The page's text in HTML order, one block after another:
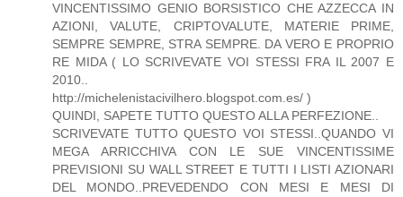
VINCENTISSIMO GENIO BORSISTICO CHE AZZECCA IN
AZIONI, VALUTE, CRIPTOVALUTE, MATERIE PRIME,
SEMPRE SEMPRE, STRA SEMPRE. DA VERO E PROPRIO
RE MIDA ( LO SCRIVEVATE VOI STESSI FRA IL 2007 E
2010..
http://michelenistacivilhero.blogspot.com.es/ )
QUINDI, SAPETE TUTTO QUESTO ALLA PERFEZIONE..
SCRIVEVATE TUTTO QUESTO VOI STESSI..QUANDO VI
MEGA ARRICCHIVA CON LE SUE VINCENTISSIME
PREVISIONI SU WALL STREET E TUTTI I LISTI AZIONARI
DEL MONDO..PREVEDENDO CON MESI E MESI DI